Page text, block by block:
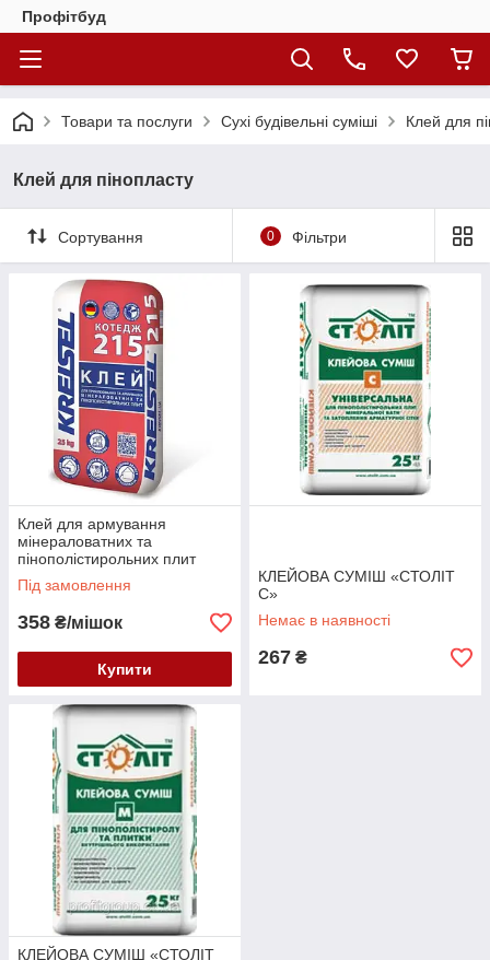
Профітбуд
Товари та послуги Сухі будівельні суміші Клей для
Клей для пінопласту
Сортування 0 Фільтри
Клей для армування
мінераловатних та
пінополістирольних плит
KREISEL 215
Під замовлення
358 ₴/мішок
Купити
КЛЕЙОВА СУМІШ «СТОЛІТ
С»
Немає в наявності
267 ₴
КЛЕЙОВА СУМІШ «СТОЛІТ